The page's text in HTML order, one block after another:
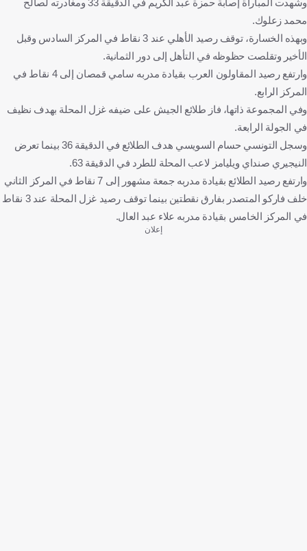
محمد زعلوك.
وبهذه الخسارة، توقف رصيد الأهلي عند 3 نقاط في المركز السادس وقبل
الأخير وتقلصت حظوظه في التأهل إلى دور الثمانية.
وارتفع رصيد المقاولون العرب بقيادة مدربه سامي قمصان إلى 4 نقاط في
المركز الرابع.
وفي المجموعة ذاتها، فاز طلائع الجيش على ضيفه غزل المحلة بهدف نظيف
في الجولة الرابعة.
وسجل التونسي حسام السويسي هدف الطلائع في الدقيقة 36 بينما تعرض
النيجيري صنداي ويليامز لاعب المحلة للطرد في الدقيقة 63.
وارتفع رصيد الطلائع بقيادة مدربه جمعة مشهور إلى 7 نقاط في المركز الثاني
خلف فاركو المتصدر بفارق نقطتين بينما توقف رصيد غزل المحلة عند 3 نقاط
في المركز الخامس بقيادة مدربه علاء عبد العال.
إعلان